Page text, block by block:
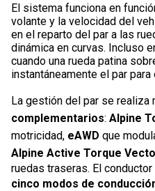
El sistema funciona en
volante y la velocidad del
en el reparto del par a las
dinámica en curvas. Incluso
cuando una rueda patina
instantáneamente el par
La gestión del par se realiza
complementarios: Alpine
motricidad, eAWD que
Alpine Active Torque
ruedas traseras. El
cinco modos de